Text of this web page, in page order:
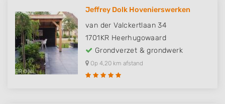
Jeffrey Dolk Hovenierswerken
van der Valckertlaan 34
1701KR Heerhugowaard
Grondverzet & grondwerk
Op 4,20 km afstand